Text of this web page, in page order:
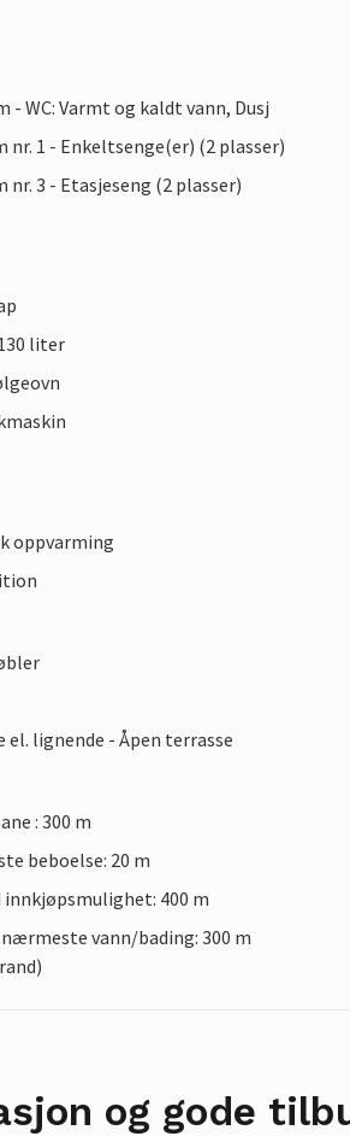
- WC: Varmt og kaldt vann, Dusj
nr. 1 - Enkeltsenge(er) (2 plasser)
nr. 3 - Etasjeseng (2 plasser)
liter
oppvarming
el. lignende - Åpen terrasse
: 300 m
beboelse: 20 m
innkjøpsmulighet: 400 m
vann/bading: 300 m
og gode